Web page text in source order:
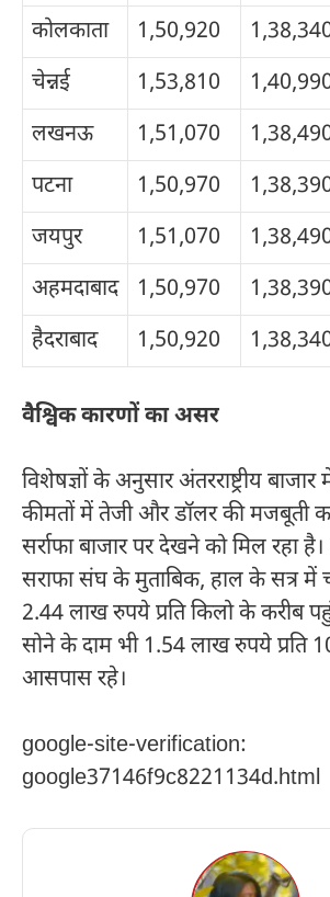
कोलकाता
1,50,920
चेन्नई
1,53,810
लखनऊ
1,51,070
पटना
1,50,970
जयपुर
1,51,070
अहमदाबाद
1,50,970
हैदराबाद
1,50,920
वैश्विक कारणों का असर
विशेषज्ञों के अनुसार अंतरराष्ट्रीय
कीमतों में तेजी और डॉलर की मजबूती
सर्राफा बाजार पर देखने को मिल रहा
सराफा संघ के मुताबिक, हाल के सत्र में
2.44 लाख रुपये प्रति किलो के करीब
सोने के दाम भी 1.54 लाख रुपये प्रति
आसपास रहे।
google-site-verification:
google37146f9c8221134d.html